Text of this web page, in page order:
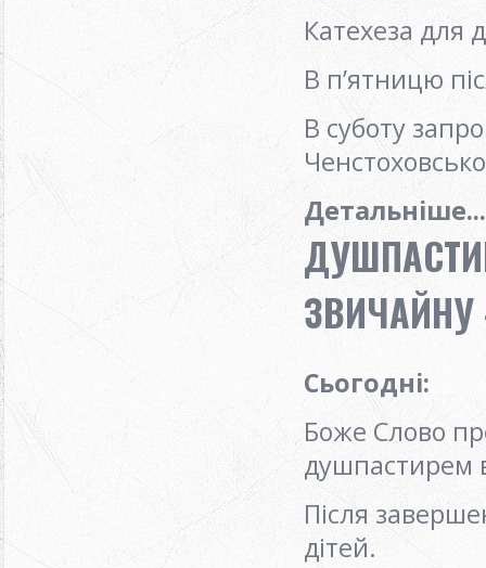
Катехеза для
В п’ятницю
В суботу
Детальніше...
ЗВИЧАЙНУ
Сьогодні:
Боже Слово
душпастирем
Після
дітей.